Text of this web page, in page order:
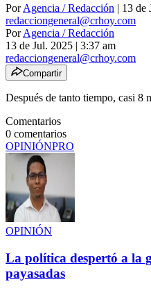
PorAgencia / Redacción | 13 de
redacciongeneral@crhoy.com
PorAgencia / Redacción
13 de Jul. 2025 | 3:37 am
redacciongeneral@crhoy.com
Compartir
Después de tanto tiempo, casi 8
Comentarios
0 comentarios
OPINIÓNPRO
OPINIÓN
La política despertó a la
payasadas